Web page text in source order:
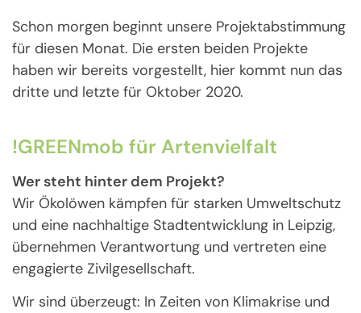
Schon morgen beginnt unsere Projektabstimmung
für diesen Monat. Die ersten beiden Projekte
haben wir bereits vorgestellt, hier kommt nun das
dritte und letzte für Oktober 2020.
!GREENmob für Artenvielfalt
Wer steht hinter dem Projekt?
Wir Ökolöwen kämpfen für starken Umweltschutz
und eine nachhaltige Stadtentwicklung in Leipzig,
übernehmen Verantwortung und vertreten eine
engagierte Zivilgesellschaft.
Wir sind überzeugt: In Zeiten von Klimakrise und